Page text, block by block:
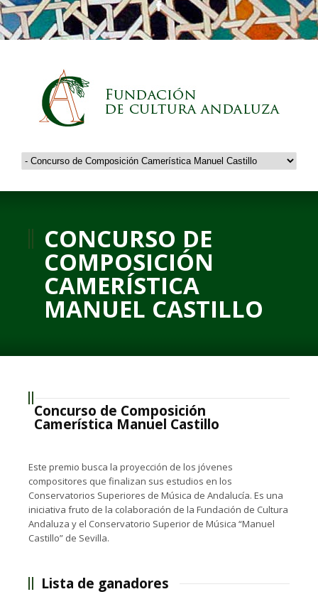
CONCURSO DE
COMPOSICIÓN
CAMERÍSTICA
MANUEL CASTILLO
Concurso de Composición
Camerística Manuel Castillo
Este premio busca la proyección de los jóvenes
compositores que finalizan sus estudios en los
Conservatorios Superiores de Música de Andalucía. Es una
iniciativa fruto de la colaboración de la Fundación de Cultura
Andaluza y el Conservatorio Superior de Música “Manuel
Castillo” de Sevilla.
Lista de ganadores